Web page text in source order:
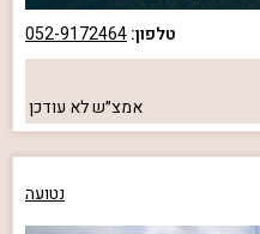
טלפון:052-9172464
אמצ״שלא עודכן
נטועה